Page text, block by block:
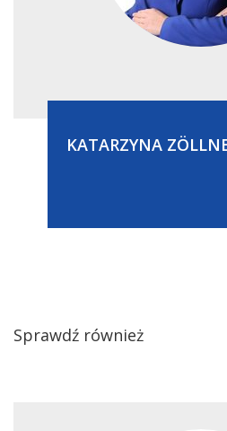
KATARZYNA
Sprawdź również